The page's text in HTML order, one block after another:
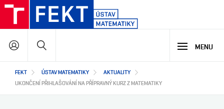
Přejít
hlavnímu
obsahu
Hlavní
navigace
STUDIUM
MENU
FEKT ÚSTAV MATEMATIKY
AKTUALITY
UKONČENÍ PŘIHLAŠOVÁNÍ NA PŘÍPRAVNÝ KURZ Z MATEMATIKY